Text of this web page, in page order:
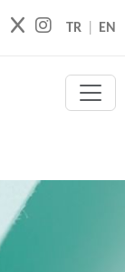
TR EN